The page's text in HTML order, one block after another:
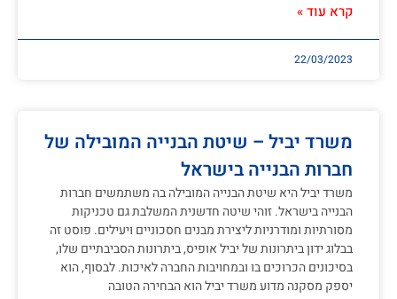
קרא עוד »
22/03/2023
משרד יביל – שיטת הבנייה המובילה של
חברות הבנייה בישראל
משרד יביל היא שיטת הבנייה המובילה בה משתמשים חברות
הבנייה בישראל. זוהי שיטה חדשנית המשלבת גם טכניקות
מסורתיות ומודרניות ליצירת מבנים חסכוניים ויעילים. פוסט זה
בבלוג ידון ביתרונות של יביל אופיס, ביתרונות הסביבתיים שלו,
בסיכונים הכרוכים בו ובמחויבות החברה לאיכות. לבסוף, הוא
יספק מסקנה מדוע משרד יביל הוא הבחירה הטובה